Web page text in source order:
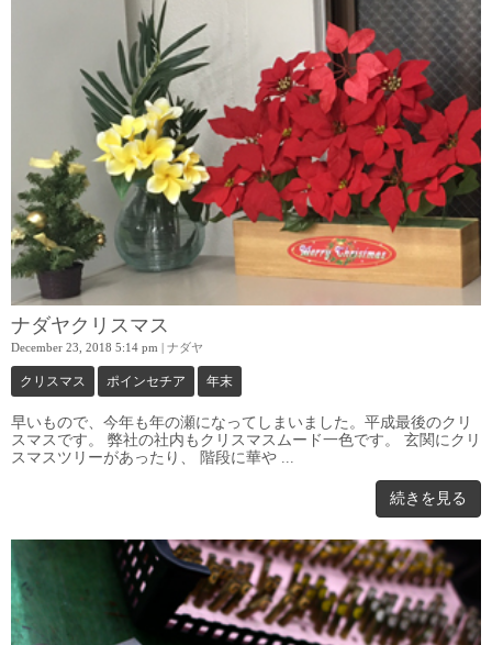
ナダヤクリスマス
December 23, 2018 5:14 pm ナダヤ
クリスマス ポインセチア 年末
早いもので、今年も年の瀬になってしまいました。平成最後のクリ
スマスです。 弊社の社内もクリスマスムード一色です。 玄関にクリ
スマスツリーがあったり、 階段に華や ...
続きを見る